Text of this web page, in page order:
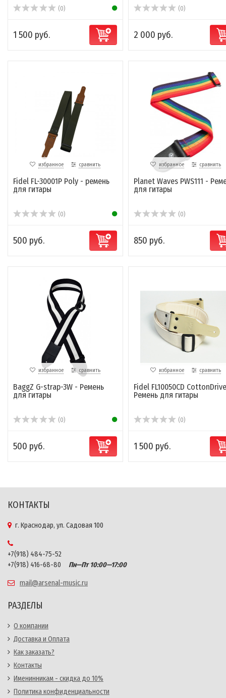
(0)
1 500 руб.
(0)
2 000 руб.
избранное сравнить
Fidel FL-30001P Poly - ремень
для гитары
(0)
500 руб.
избранное сравнить
Planet Waves PWS111 -
для гитары
(0)
850 руб.
избранное сравнить
BaggZ G-strap-3W - Ремень
для гитары
(0)
500 руб.
избранное сравнить
Fidel FL10050CD
Ремень для гитары
(0)
1 500 руб.
КОНТАКТЫ
г. Краснодар, ул. Садовая 100
+7(918) 484-75-52
+7(918) 416-68-80
Пн—Пт 10:00—17:00
mail@arsenal-music.ru
РАЗДЕЛЫ
О компании
Доставка и Оплата
Как заказать?
Контакты
Именинникам - скидка до 10%
Политика конфиденциальности